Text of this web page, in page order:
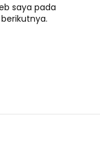
saya pada